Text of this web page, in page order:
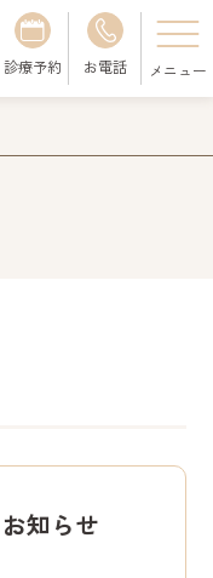
診療予約 お電話
知らせ